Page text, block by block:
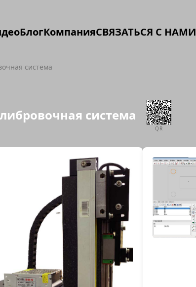
БлогКомпанияСВЯЗАТЬСЯ С НАМИ
система
система
QR